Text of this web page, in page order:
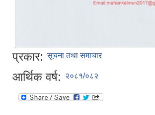
प्रकार: सूचना तथा समाचार
आर्थिक वर्ष: २०८१/०८२